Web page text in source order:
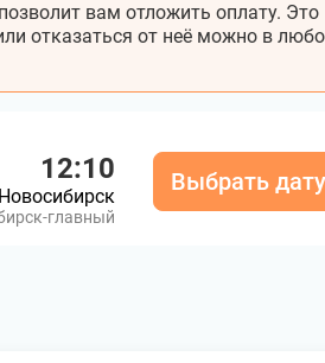
вам отложить оплату. Это
отказаться от неё можно в
12:10
Новосибирск
главный
Выбрать дату